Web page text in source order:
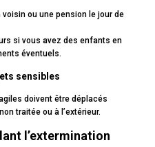
ou une pension le jour de
si vous avez des enfants en
éventuels.
sensibles
doivent être déplacés
traitée ou à l’extérieur.
l’extermination